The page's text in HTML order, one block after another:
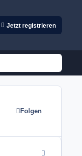
Jetzt registrieren
Folgen
comment_3036